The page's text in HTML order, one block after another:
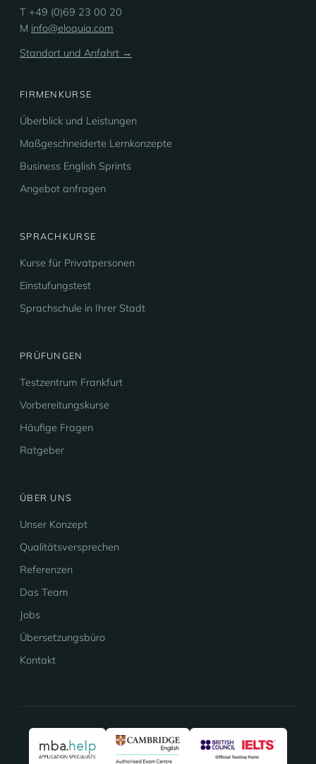
T +49 (0)69 23 00 20
M info@eloquia.com
Standort und Anfahrt →
FIRMENKURSE
Überblick und Leistungen
Maßgeschneiderte Lernkonzepte
Business English Sprints
Angebot anfragen
SPRACHKURSE
Kurse für Privatpersonen
Einstufungstest
Sprachschule in Ihrer Stadt
PRÜFUNGEN
Testzentrum Frankfurt
Vorbereitungskurse
Häufige Fragen
Ratgeber
ÜBER UNS
Unser Konzept
Qualitätsversprechen
Referenzen
Das Team
Jobs
Übersetzungsbüro
Kontakt